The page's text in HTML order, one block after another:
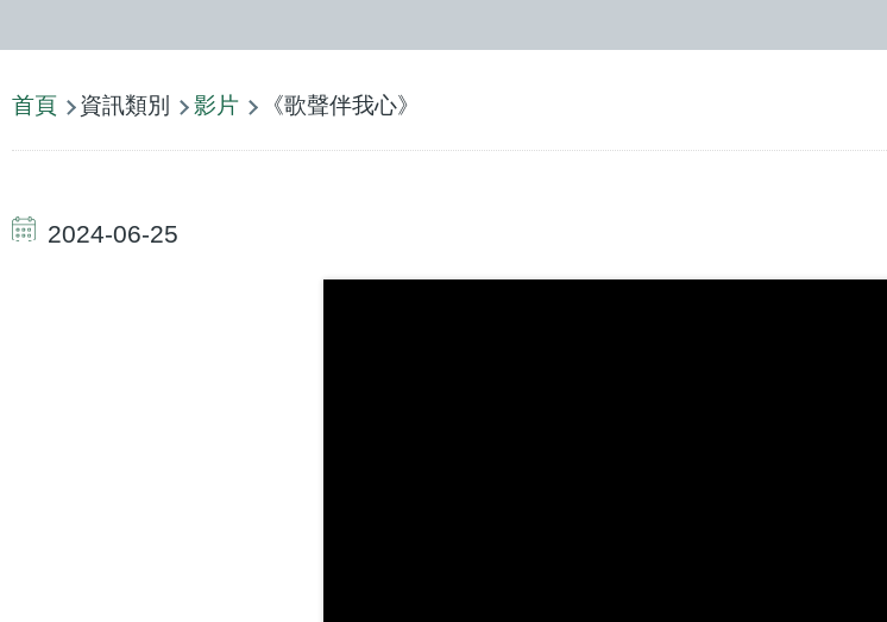
航
連
結
首頁 資訊類別 影片 《歌聲伴我心》
2024-06-25